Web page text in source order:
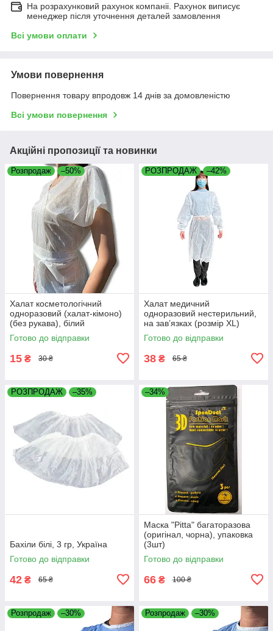
На розрахунковий рахунок компаніі. Рахунок виписує
менеджер після уточнення деталей замовлення
Всі умови оплати
Умови повернення
Повернення товару впродовж 14 днів за домовленістю
Всі умови повернення
Акційні пропозиції та новинки
Розпродаж –50%
Халат косметологічний
одноразовий (халат-кімоно)
(без рукава), білий
Готово до відправки
15 ₴ 30 ₴
РОЗПРОДАЖ –42%
Халат медичний
одноразовий нестерильний,
на зав’язках (розмір ХL)
Готово до відправки
38 ₴ 65 ₴
РОЗПРОДАЖ –35%
Бахіли білі, 3 гр, Україна
Готово до відправки
42 ₴ 65 ₴
–34%
Маска "Pitta" багаторазова
(оригінал, чорна), упаковка
(3шт)
Готово до відправки
66 ₴ 100 ₴
Розпродаж –30% Розпродаж –30%